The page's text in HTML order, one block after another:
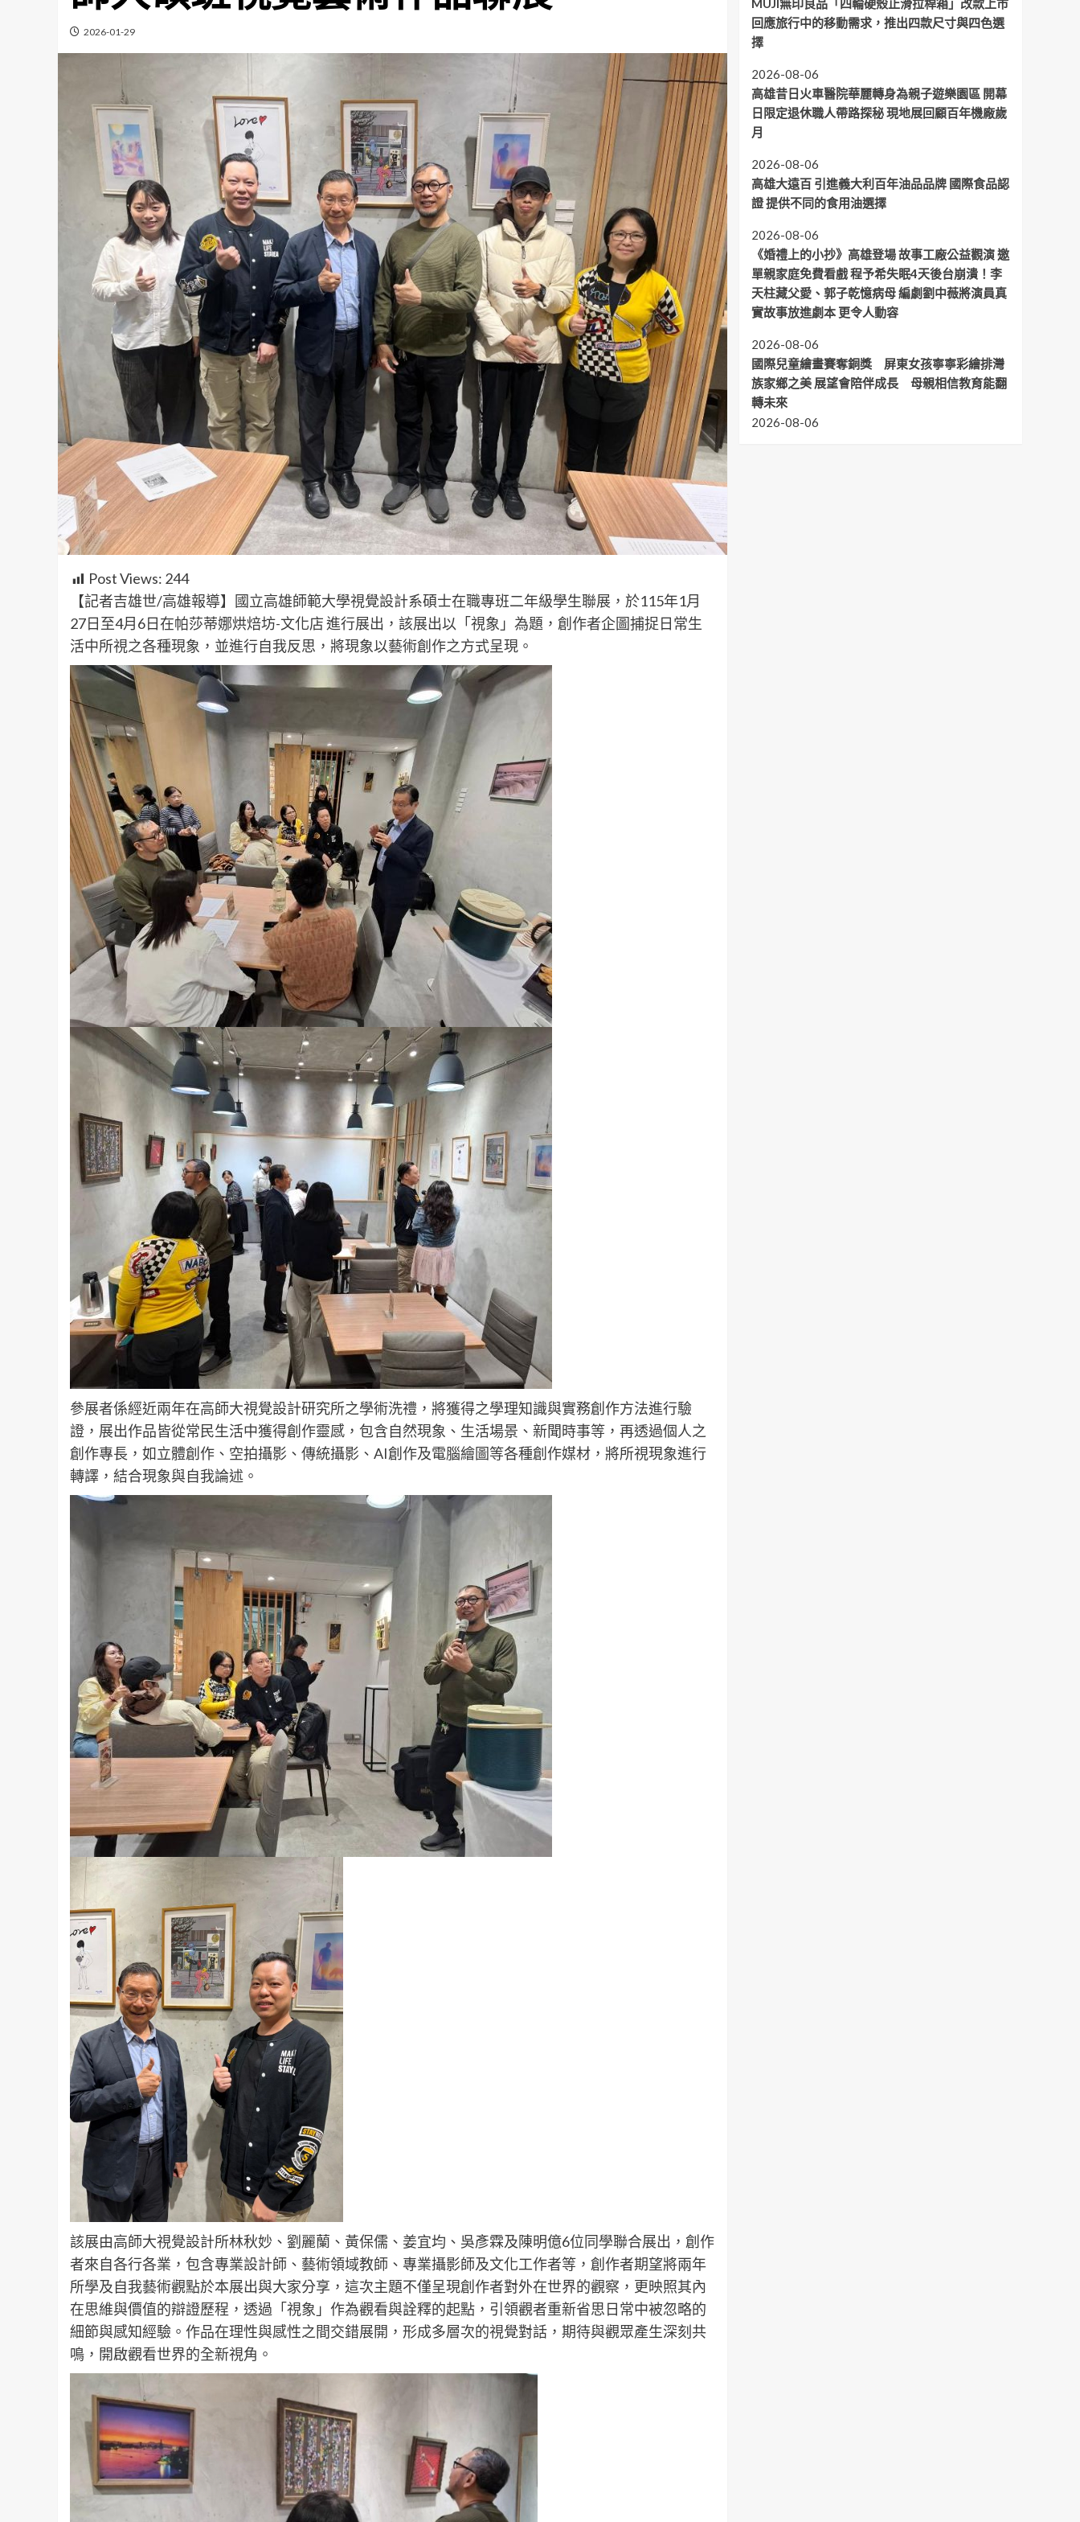
2026-01-29
Post Views: 244
【記者吉雄世/高雄報導】國立高雄師範大學視覺設計系碩士在職專班二年級學生聯展，於115年1月
27日至4月6日在帕莎蒂娜烘焙坊-文化店 進行展出，該展出以「視象」為題，創作者企圖捕捉日常生
活中所視之各種現象，並進行自我反思，將現象以藝術創作之方式呈現。
參展者係經近兩年在高師大視覺設計研究所之學術洗禮，將獲得之學理知識與實務創作方法進行驗
證，展出作品皆從常民生活中獲得創作靈感，包含自然現象、生活場景、新聞時事等，再透過個人之
創作專長，如立體創作、空拍攝影、傳統攝影、AI創作及電腦繪圖等各種創作媒材，將所視現象進行
轉譯，結合現象與自我論述。
該展由高師大視覺設計所林秋妙、劉麗蘭、黃保儒、姜宜均、吳彥霖及陳明億6位同學聯合展出，創作
者來自各行各業，包含專業設計師、藝術領域教師、專業攝影師及文化工作者等，創作者期望將兩年
所學及自我藝術觀點於本展出與大家分享，這次主題不僅呈現創作者對外在世界的觀察，更映照其內
在思維與價值的辯證歷程，透過「視象」作為觀看與詮釋的起點，引領觀者重新省思日常中被忽略的
細節與感知經驗。作品在理性與感性之間交錯展開，形成多層次的視覺對話，期待與觀眾產生深刻共
鳴，開啟觀看世界的全新視角。
MUJI無印良品「四輪硬殼止滑拉桿箱」改款上市
回應旅行中的移動需求，推出四款尺寸與四色選
擇
2026-08-06
高雄昔日火車醫院華麗轉身為親子遊樂園區 開幕
日限定退休職人帶路探秘 現地展回顧百年機廠歲
月
2026-08-06
高雄大遠百 引進義大利百年油品品牌 國際食品認
證 提供不同的食用油選擇
2026-08-06
《婚禮上的小抄》高雄登場 故事工廠公益觀演 邀
單親家庭免費看戲 程予希失眠4天後台崩潰！李
天柱藏父愛、郭子乾憶病母 編劇劉中薇將演員真
實故事放進劇本 更令人動容
2026-08-06
國際兒童繪畫賽奪銅獎 屏東女孩寧寧彩繪排灣
族家鄉之美 展望會陪伴成長 母親相信教育能翻
轉未來
2026-08-06